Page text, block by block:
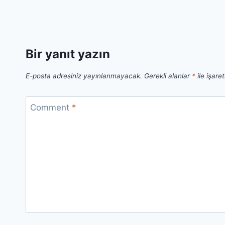
Bir yanıt yazın
E-posta adresiniz yayınlanmayacak. Gerekli alanlar * ile
Comment *